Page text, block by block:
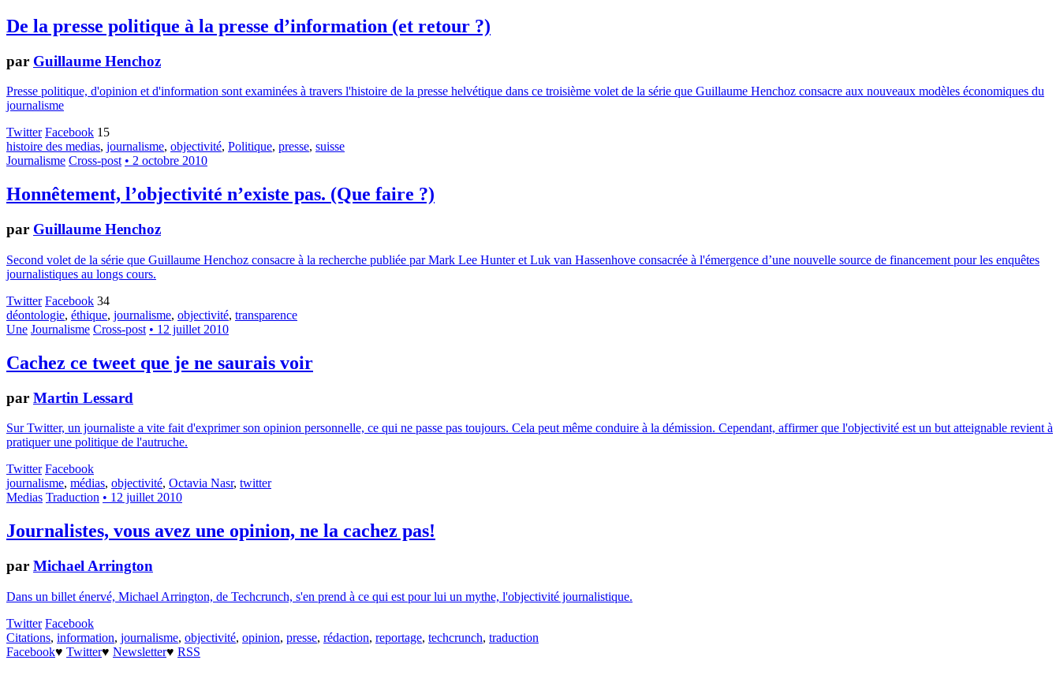
De la presse politique à la presse d’information (et retour ?)
par Guillaume Henchoz
Presse politique, d'opinion et d'information sont examinées à travers l'histoire de la presse helvétique dans ce troisième volet de la série que Guillaume Henchoz consacre aux nouveaux modèles économiques du
journalisme
Twitter Facebook 15
histoire des medias, journalisme, objectivité, Politique, presse, suisse
Journalisme Cross-post • 2 octobre 2010
Honnêtement, l’objectivité n’existe pas. (Que faire ?)
par Guillaume Henchoz
Second volet de la série que Guillaume Henchoz consacre à la recherche publiée par Mark Lee Hunter et Luk van Hassenhove consacrée à l'émergence d’une nouvelle source de financement pour les enquêtes
journalistiques au longs cours.
Twitter Facebook 34
déontologie, éthique, journalisme, objectivité, transparence
Une Journalisme Cross-post • 12 juillet 2010
Cachez ce tweet que je ne saurais voir
par Martin Lessard
Sur Twitter, un journaliste a vite fait d'exprimer son opinion personnelle, ce qui ne passe pas toujours. Cela peut même conduire à la démission. Cependant, affirmer que l'objectivité est un but atteignable revient à
pratiquer une politique de l'autruche.
Twitter Facebook
journalisme, médias, objectivité, Octavia Nasr, twitter
Medias Traduction • 12 juillet 2010
Journalistes, vous avez une opinion, ne la cachez pas!
par Michael Arrington
Dans un billet énervé, Michael Arrington, de Techcrunch, s'en prend à ce qui est pour lui un mythe, l'objectivité journalistique.
Twitter Facebook
Citations, information, journalisme, objectivité, opinion, presse, rédaction, reportage, techcrunch, traduction
Facebook♥ Twitter♥ Newsletter♥ RSS